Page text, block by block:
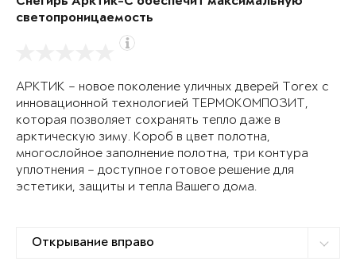
светопроницаемость
АРКТИК – новое поколение уличных дверей Torex с
инновационной технологией ТЕРМОКОМПОЗИТ,
которая позволяет сохранять тепло даже в
арктическую зиму. Короб в цвет полотна,
многослойное заполнение полотна, три контура
уплотнения – доступное готовое решение для
эстетики, защиты и тепла Вашего дома.